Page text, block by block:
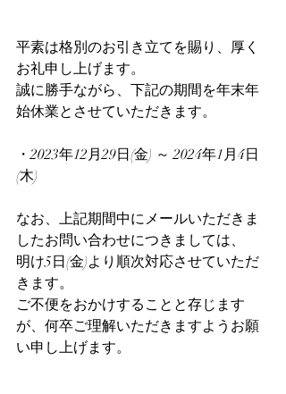
平素は格別のお引き立てを賜り、厚く
お礼申し上げます。
誠に勝手ながら、下記の期間を年末年
始休業とさせていただきます。
・2023年12月29日(金) ～ 2024年1月4日
(木)
なお、上記期間中にメールいただきま
したお問い合わせにつきましては、
明け5日(金)より順次対応させていただ
きます。
ご不便をおかけすることと存じます
が、何卒ご理解いただきますようお願
い申し上げます。